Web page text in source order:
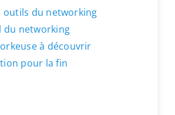
outils du networking
du networking
à découvrir
pour la fin